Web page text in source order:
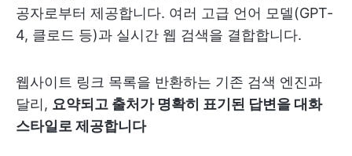
공자로부터 제공합니다. 여러 고급 언어 모델(GPT-
4, 클로드 등)과 실시간 웹 검색을 결합합니다.
웹사이트 링크 목록을 반환하는 기존 검색 엔진과
달리, 요약되고 출처가 명확히 표기된 답변을 대화
스타일로 제공합니다